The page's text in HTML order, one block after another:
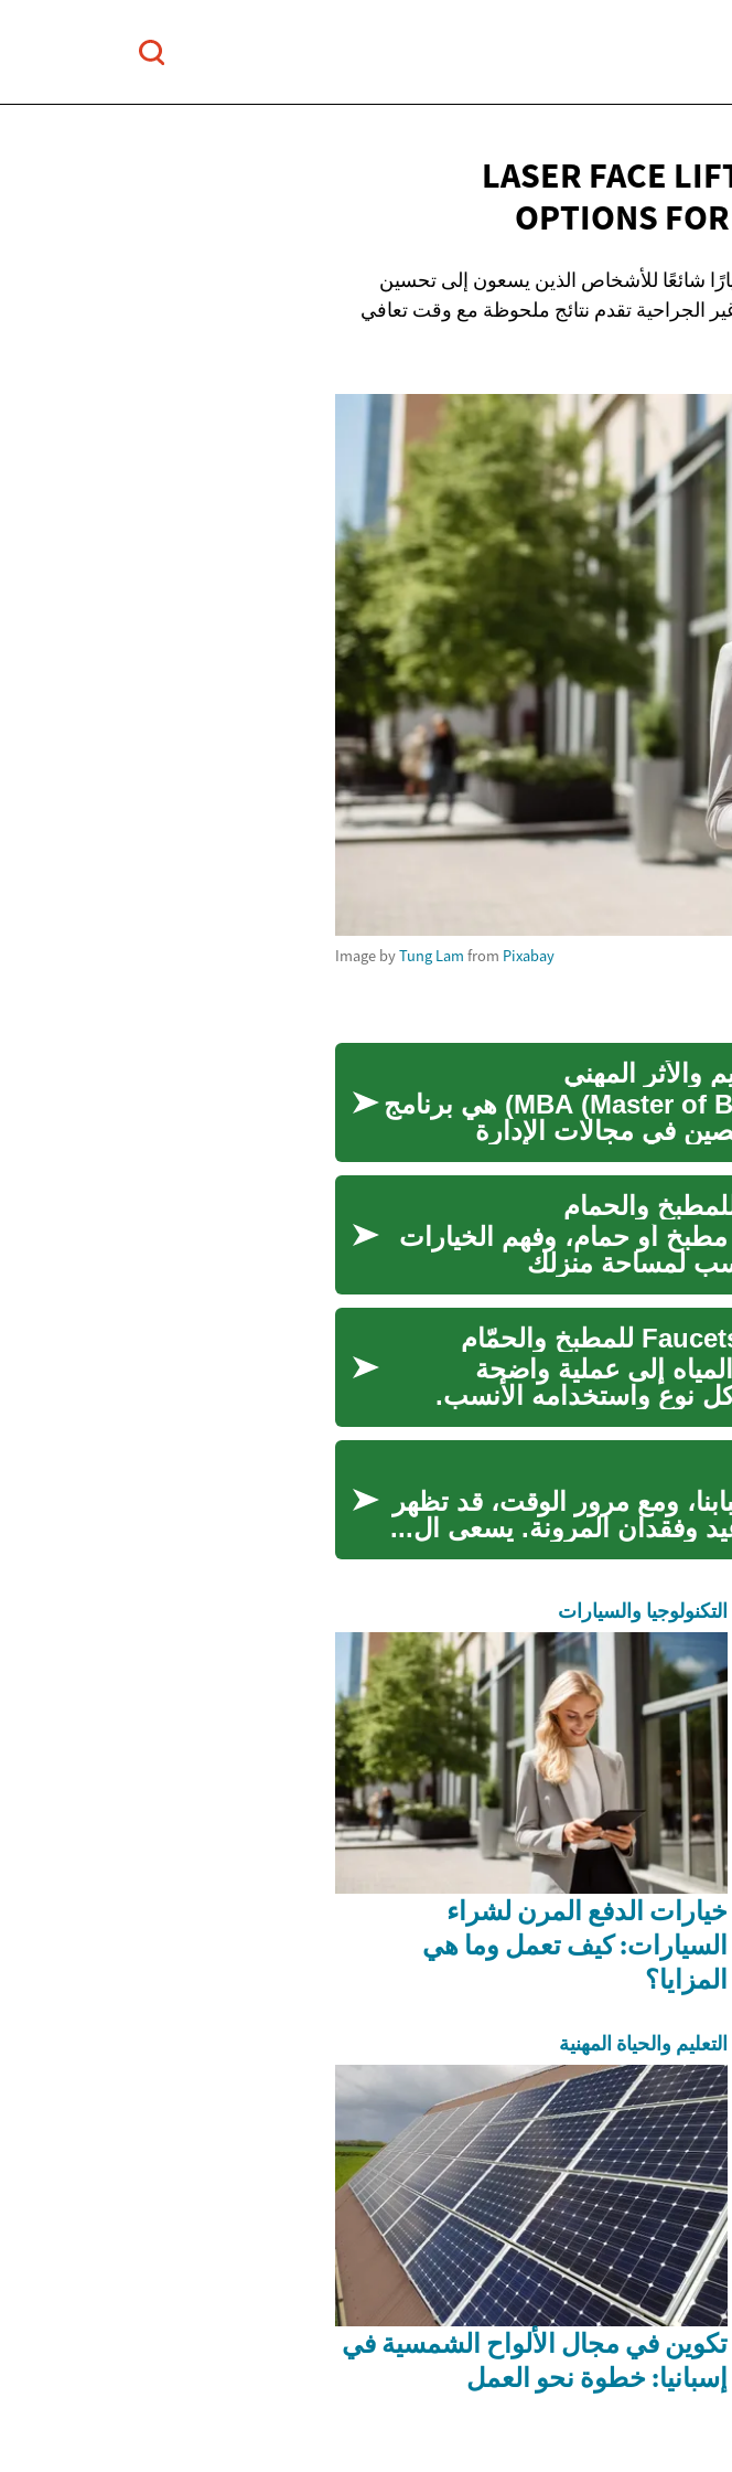
LASER FACE
OPTIONS
شائعًا للأشخاص الذين يسعون إلى تحسين
الجراحية تقدم نتائج ملحوظة مع وقت تعافي
Image byTung Lam from Pixabay
شهادة MBA (Master of Business Administration) هي برنامج
في مجالات الإدارة
أو حمام، وفهم الخيارات
لمساحة منزلك
إلى عملية واضحة
نوع واستخدامه الأنسب.
ومع مرور الوقت، قد تظهر
وفقدان المرونة. يسعى ال...
التكنولوجيا والسيارات
خيارات الدفع المرن لشراء
السيارات: كيف تعمل وما هي
المزايا؟
التعليم والحياة المهنية
تكوين في مجال الألواح الشمسية في
إسبانيا: خطوة نحو العمل